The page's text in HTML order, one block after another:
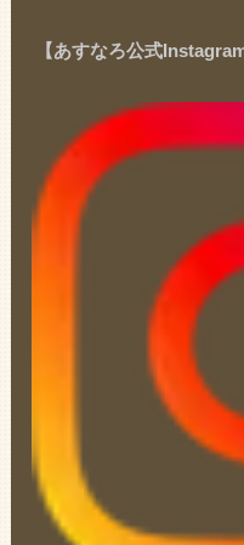
【あすなろ公式Instagram